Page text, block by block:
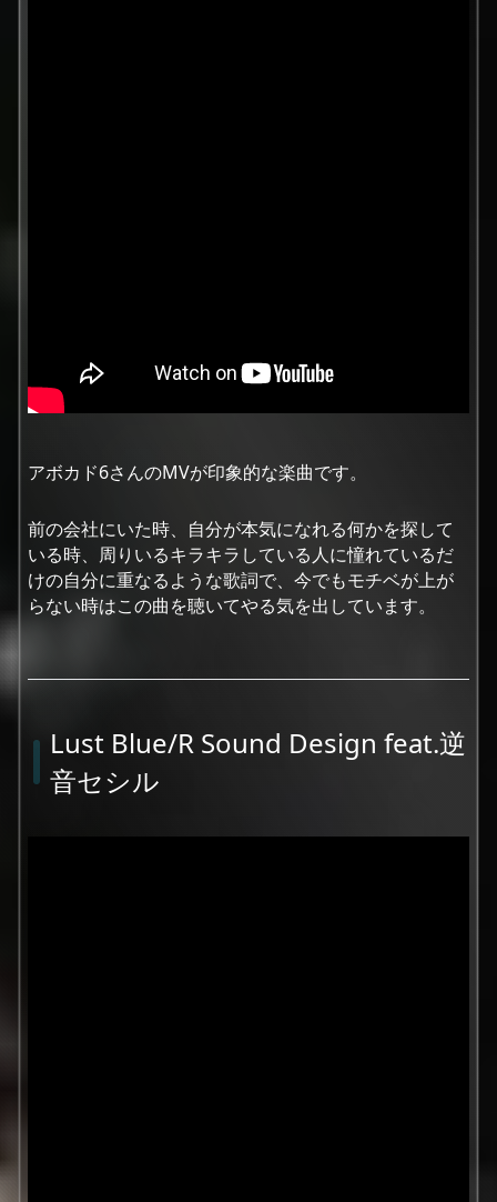
アボカド6さんのMVが印象的な楽曲です。
前の会社にいた時、自分が本気になれる何かを探して
いる時、周りいるキラキラしている人に憧れているだ
けの自分に重なるような歌詞で、今でもモチベが上が
らない時はこの曲を聴いてやる気を出しています。
Lust Blue/R Sound Design feat.逆
音セシル